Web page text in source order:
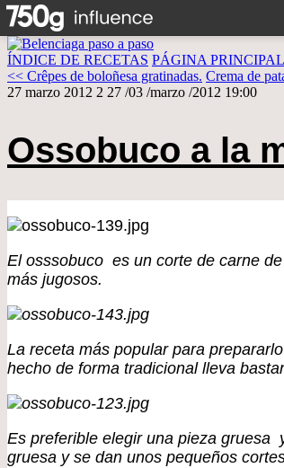
ÍNDICE DE RECETAS PÁGINA PRINCIPAL
<< Crêpes de boloñesa gratinadas. Crema de
27 marzo 2012 2 27 /03 /marzo /2012 19:00
Ossobuco a la
El osssobuco es un corte de carne
más jugosos.
La receta más popular para
hecho de forma tradicional lleva
Es preferible elegir una pieza gruesa
gruesa y se dan unos pequeños